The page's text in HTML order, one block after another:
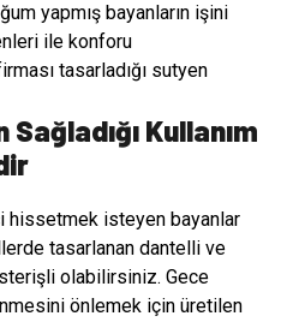
yapmış bayanların işini
ile konforu
tasarladığı sutyen
Kullanım
hissetmek isteyen bayanlar
tasarlanan dantelli ve
olabilirsiniz. Gece
önlemek için üretilen